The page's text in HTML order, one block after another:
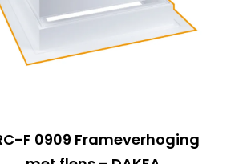
F 0909 Frameverhoging